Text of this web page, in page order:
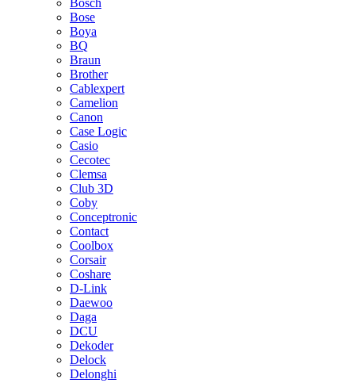
Bosch
Bose
Boya
BQ
Braun
Brother
Cablexpert
Camelion
Canon
Case Logic
Casio
Cecotec
Clemsa
Club 3D
Coby
Conceptronic
Contact
Coolbox
Corsair
Coshare
D-Link
Daewoo
Daga
DCU
Dekoder
Delock
Delonghi